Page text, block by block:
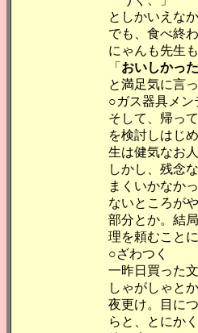
としかいえな
でも、食べ終
にゃんも先生も
「 おいしかっ
と満足気に言
○ガス器具メン
そして、帰っ
を検討しはじ
生は健気なお人
しかし、残念
まくいかなか
ないところが
部分とか。結
理を頼むこと
○ざわつく
一昨日買った
しゃがしゃと
夜更け。目に
らと、とにか